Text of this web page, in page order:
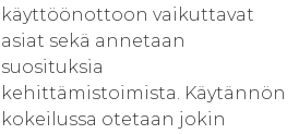
käyttöönottoon vaikuttavat
asiat sekä annetaan
suosituksia
kehittämistoimista. Käytännön
kokeilussa otetaan jokin